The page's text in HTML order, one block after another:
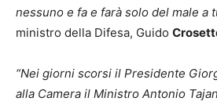
nessuno e fa e farà solo del male a
ministro della Difesa, Guido
“Nei giorni scorsi il Presidente
alla Camera il Ministro Antonio